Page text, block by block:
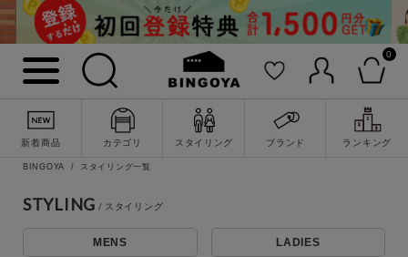
0
新着商品 カテゴリ スタイリング ブランド ランキング
詳細検索
BINGOYA スタイリング一覧
STYLING
MENS LADIES